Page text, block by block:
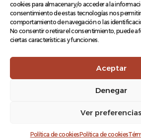
cookies para almacenar y/o acceder a la
consentimiento de estas tecnologías nos
comportamiento de navegación o las
No consentir o retirar el consentimiento, puede
ciertas características y funciones.
Aceptar
Denegar
Ver preferencias
Política de cookiesPolítica de cookies
Terminos y
Log In